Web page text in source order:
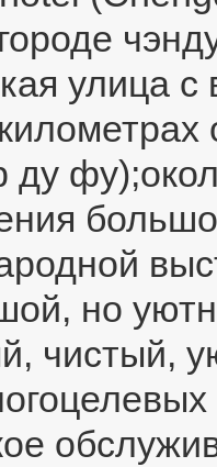
улица с
ду
но
чистый,